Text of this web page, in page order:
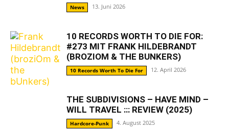
News 13. Juni 2026
10 RECORDS WORTH TO DIE FOR:
#273 MIT FRANK HILDEBRANDT
(BROZIOM & THE BUNKERS)
10 Records Worth To Die For 12. April 2026
THE SUBDIVISIONS – HAVE MIND –
WILL TRAVEL ::: REVIEW (2025)
Hardcore-Punk 4. August 2025